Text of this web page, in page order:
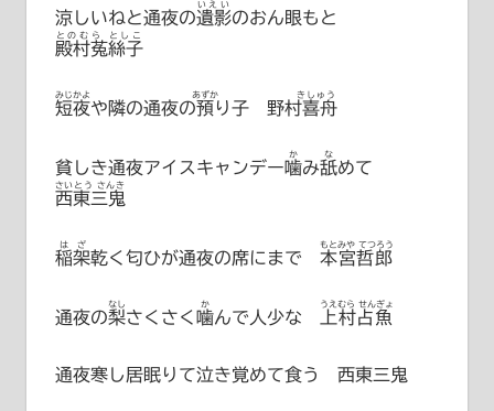
涼しいねと通夜の遺影
いえい
のおん眼もと
殿村菟絲子
とのむら としこ
短夜
みじかよ
や隣の通夜の預
あずか
り子 野村喜舟
きしゅう
貧しき通夜アイスキャンデー噛
か
み舐
な
めて
西東三鬼
さいとう さんき
稲架
はざ
乾く匂ひが通夜の席にまで 本宮哲郎
もとみや てつろう
通夜の梨
なし
さくさく 噛
か
んで人少な 上村占魚
うえむら せんぎょ
通夜寒し居眠りて泣き覚めて食う 西東三鬼